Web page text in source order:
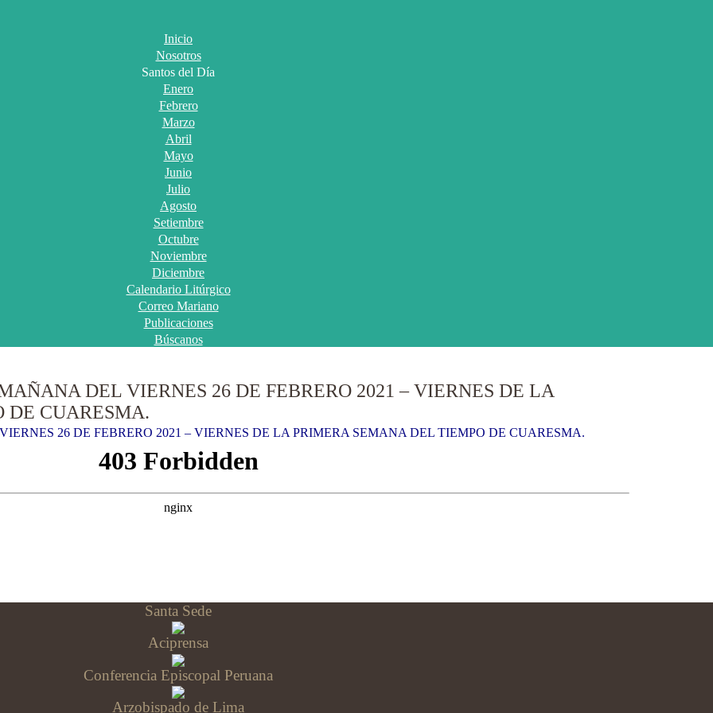
Inicio
Nosotros
Santos del Día
Enero
Febrero
Marzo
Abril
Mayo
Junio
Julio
Agosto
Setiembre
Octubre
Noviembre
Diciembre
Calendario Litúrgico
Correo Mariano
Publicaciones
Búscanos
DEL VIERNES 26 DE FEBRERO 2021 – VIERNES DE LA
DE CUARESMA.
26 DE FEBRERO 2021 – VIERNES DE LA PRIMERA SEMANA DEL TIEMPO DE CUARESMA.
Santa Sede
Aciprensa
Conferencia Episcopal Peruana
Arzobispado de Lima